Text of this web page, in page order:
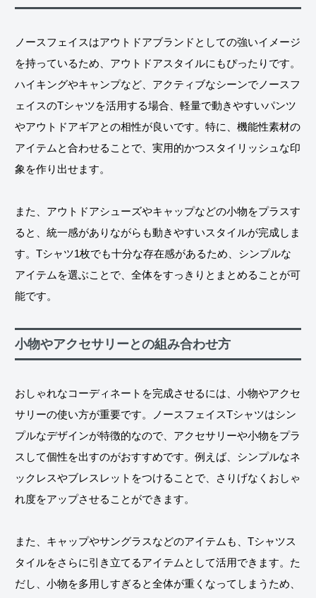
ノースフェイスはアウトドアブランドとしての強いイメージ
を持っているため、アウトドアスタイルにもぴったりです。
ハイキングやキャンプなど、アクティブなシーンでノースフ
ェイスのTシャツを活用する場合、軽量で動きやすいパンツ
やアウトドアギアとの相性が良いです。特に、機能性素材の
アイテムと合わせることで、実用的かつスタイリッシュな印
象を作り出せます。
また、アウトドアシューズやキャップなどの小物をプラスす
ると、統一感がありながらも動きやすいスタイルが完成しま
す。Tシャツ1枚でも十分な存在感があるため、シンプルな
アイテムを選ぶことで、全体をすっきりとまとめることが可
能です。
小物やアクセサリーとの組み合わせ方
おしゃれなコーディネートを完成させるには、小物やアクセ
サリーの使い方が重要です。ノースフェイスTシャツはシン
プルなデザインが特徴的なので、アクセサリーや小物をプラ
スして個性を出すのがおすすめです。例えば、シンプルなネ
ックレスやブレスレットをつけることで、さりげなくおしゃ
れ度をアップさせることができます。
また、キャップやサングラスなどのアイテムも、Tシャツス
タイルをさらに引き立てるアイテムとして活用できます。た
だし、小物を多用しすぎると全体が重くなってしまうため、